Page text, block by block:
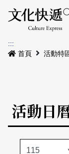
最新公告
本期專題
歷史專題
活動特區
活動列表
關於我們
:::
首頁
活動特
活動日